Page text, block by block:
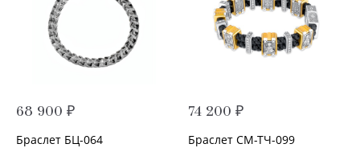
68 900 ₽
Браслет БЦ-064
74 200 ₽
Браслет СМ-ТЧ-099